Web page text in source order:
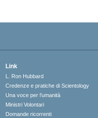
Link
L. Ron Hubbard
Credenze e pratiche di Scientology
Una voce per l’umanità
Ministri Volontari
Domande ricorrenti